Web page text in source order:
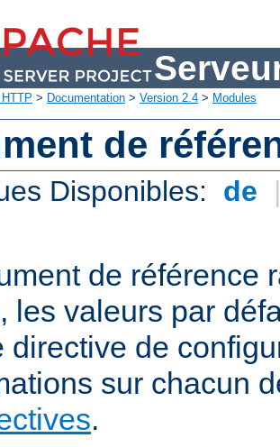
> Documentation > Version 2.4 > Modules
de
Disponibles: de
de référence
les valeurs par
directive de
sur chacun
.